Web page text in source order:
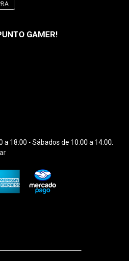
GAMER!
a 18:00 - Sábados de 10:00 a 14:00.